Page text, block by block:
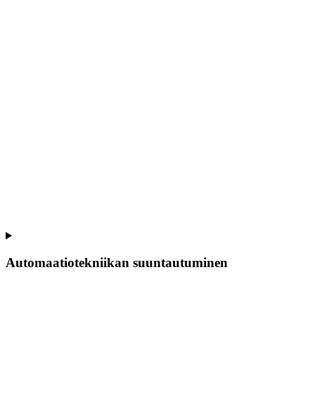
Automaatiotekniikan suuntautuminen